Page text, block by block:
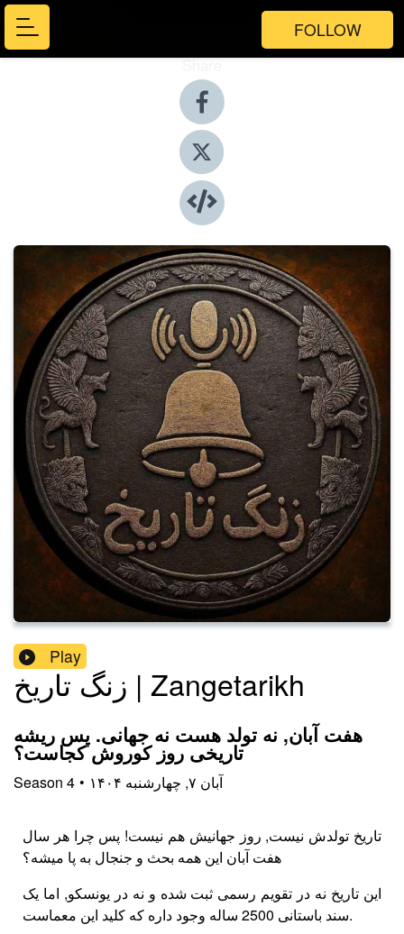
FOLLOW
Share
Play
زنگ تاریخ | Zangetarikh
هفت آبان, نه تولد هست نه جهانی. پس ریشه
تاریخی روز کوروش کجاست؟
Season 4 • ۱۴۰۴ آبان ۷, چهارشنبه
تاریخ تولدش نیست, روز جهانیش هم نیست! پس چرا هر سال
هفت آبان این همه بحث و جنجال به پا میشه؟
این تاریخ نه در تقویم رسمی ثبت شده و نه در یونسکو, اما یک
سند باستانی 2500 ساله وجود داره که کلید این معماست.